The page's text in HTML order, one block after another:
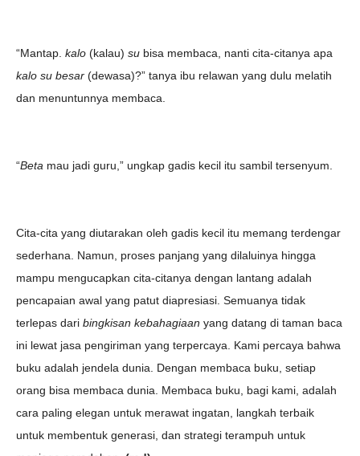
“Mantap. kalo (kalau) su bisa membaca, nanti cita-citanya apa
kalo su besar (dewasa)?” tanya ibu relawan yang dulu melatih
dan menuntunnya membaca.
“Beta mau jadi guru,” ungkap gadis kecil itu sambil tersenyum.
Cita-cita yang diutarakan oleh gadis kecil itu memang terdengar
sederhana. Namun, proses panjang yang dilaluinya hingga
mampu mengucapkan cita-citanya dengan lantang adalah
pencapaian awal yang patut diapresiasi. Semuanya tidak
terlepas dari bingkisan kebahagiaan yang datang di taman baca
ini lewat jasa pengiriman yang terpercaya. Kami percaya bahwa
buku adalah jendela dunia. Dengan membaca buku, setiap
orang bisa membaca dunia. Membaca buku, bagi kami, adalah
cara paling elegan untuk merawat ingatan, langkah terbaik
untuk membentuk generasi, dan strategi terampuh untuk